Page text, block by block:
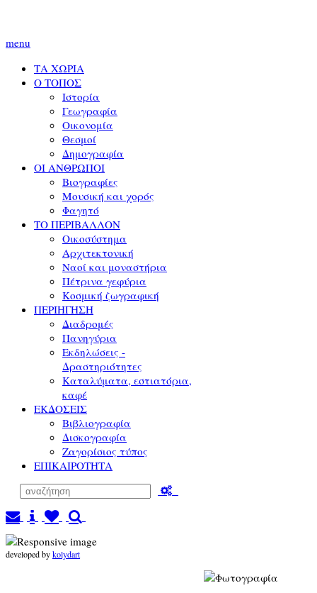
menu
ΤΑ ΧΩΡΙΑ
Ο ΤΟΠΟΣ
Ιστορία
Γεωγραφία
Οικονομία
Θεσμοί
Δημογραφία
ΟΙ ΑΝΘΡΩΠΟΙ
Βιογραφίες
Μουσική και χορός
Φαγητό
ΤΟ ΠΕΡΙΒΑΛΛΟΝ
Οικοσύστημα
Αρχιτεκτονική
Ναοί και μοναστήρια
Πέτρινα γεφύρια
Κοσμική ζωγραφική
ΠΕΡΙΗΓΗΣΗ
Διαδρομές
Πανηγύρια
Εκδηλώσεις -
Δραστηριότητες
Καταλύματα, εστιατόρια,
καφέ
ΕΚΔΟΣΕΙΣ
Βιβλιογραφία
Δισκογραφία
Ζαγορίσιος τύπος
ΕΠΙΚΑΙΡΟΤΗΤΑ
developed bykolydart